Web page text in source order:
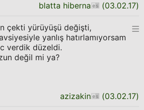
blatta hiberna (03.02.17)
çekti yürüyüşü değişti,
yanlış hatırlamıyorsam
verdik düzeldi.
değil mi ya?
azizakin (03.02.17)